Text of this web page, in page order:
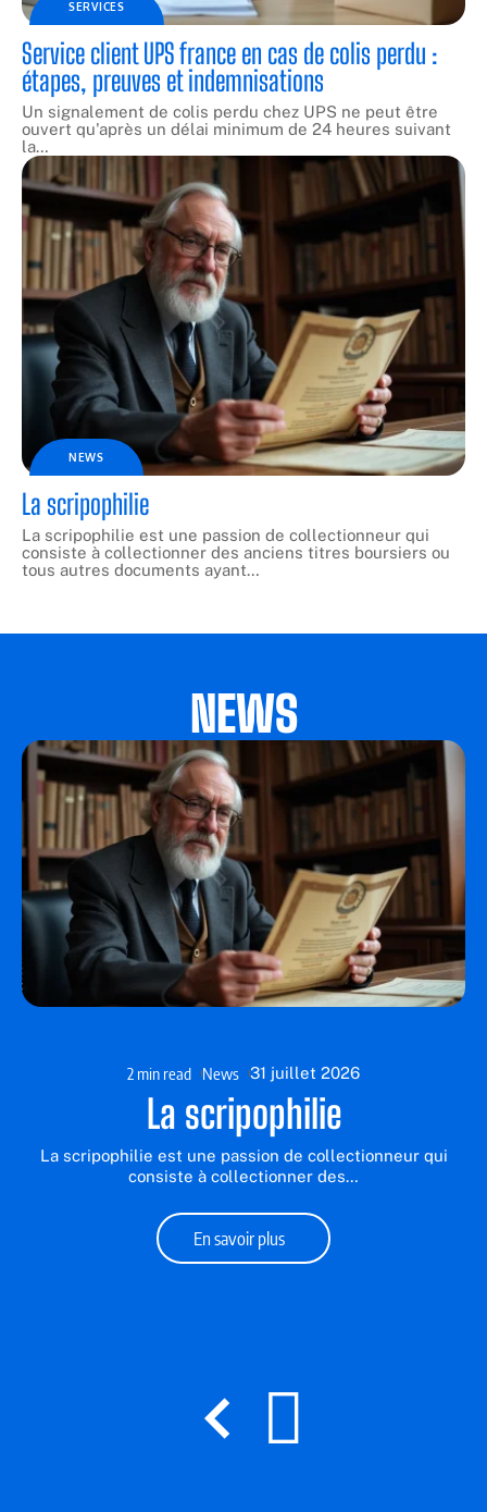
SERVICES
Service client UPS france en cas de colis perdu :
étapes, preuves et indemnisations
Un signalement de colis perdu chez UPS ne peut être
ouvert qu'après un délai minimum de 24 heures suivant
la…
NEWS
La scripophilie
La scripophilie est une passion de collectionneur qui
consiste à collectionner des anciens titres boursiers ou
tous autres documents ayant…
NEWS
2 min read News 31 juillet 2026
La scripophilie
La scripophilie est une passion de collectionneur qui
consiste à collectionner des…
En savoir plus